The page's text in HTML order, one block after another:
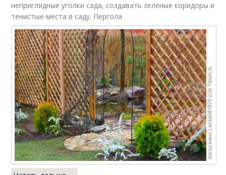
неприглядные уголки сада, создавать зелёные коридоры и
тенистые места в саду. Пергола